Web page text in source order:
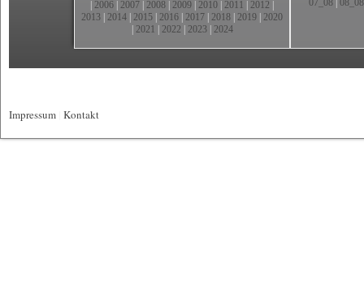
2006 2007 2008 2009 2010 2011 2012
2013 2014 2015 2016 2017 2018 2019 2020
2021 2022 2023| 2024
07_08 08_08
Impressum Kontakt